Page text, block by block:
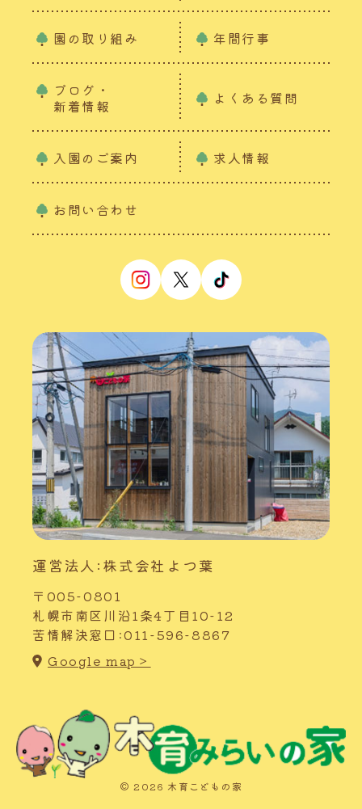
園の取り組み 年間行事
ブログ・
新着情報
よくある質問
入園のご案内 求人情報
お問い合わせ
運営法人:株式会社よつ葉
〒005-0801
札幌市南区川沿1条4丁目10-12
苦情解決窓口:011-596-8867
Google map＞
© 2026 木育こどもの家